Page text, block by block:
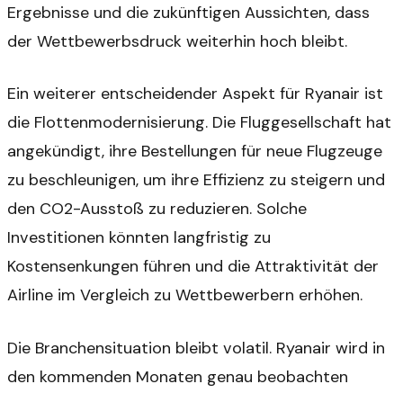
Ergebnisse und die zukünftigen Aussichten, dass
der Wettbewerbsdruck weiterhin hoch bleibt.
Ein weiterer entscheidender Aspekt für Ryanair ist
die Flottenmodernisierung. Die Fluggesellschaft hat
angekündigt, ihre Bestellungen für neue Flugzeuge
zu beschleunigen, um ihre Effizienz zu steigern und
den CO2-Ausstoß zu reduzieren. Solche
Investitionen könnten langfristig zu
Kostensenkungen führen und die Attraktivität der
Airline im Vergleich zu Wettbewerbern erhöhen.
Die Branchensituation bleibt volatil. Ryanair wird in
den kommenden Monaten genau beobachten